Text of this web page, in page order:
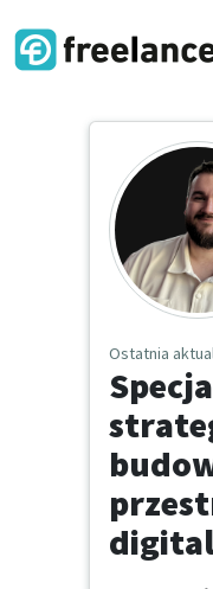
Ostatnia